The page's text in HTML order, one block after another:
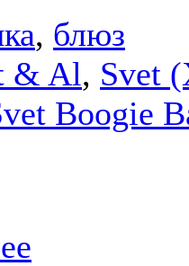
, блюз
& Al, Svet
Boogie